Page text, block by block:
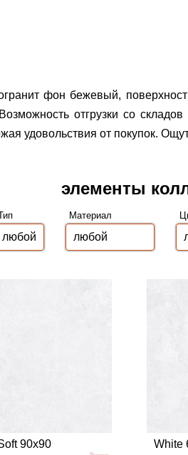
фон бежевый,
Возможность отгрузки со складов
удовольствия от покупок.
элементы
Материал
90x90
White